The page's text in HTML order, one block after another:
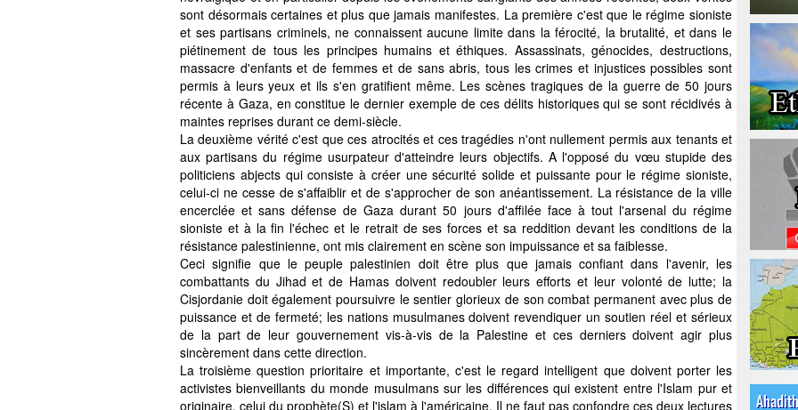
sont désormais certaines et plus que jamais manifestes. La première c'est que le régime sioniste
et ses partisans criminels, ne connaissent aucune limite dans la férocité, la brutalité, et dans le
piétinement de tous les principes humains et éthiques. Assassinats, génocides, destructions,
massacre d'enfants et de femmes et de sans abris, tous les crimes et injustices possibles sont
permis à leurs yeux et ils s'en gratifient même. Les scènes tragiques de la guerre de 50 jours
récente à Gaza, en constitue le dernier exemple de ces délits historiques qui se sont récidivés à
maintes reprises durant ce demi-siècle.
La deuxième vérité c'est que ces atrocités et ces tragédies n'ont nullement permis aux tenants et
aux partisans du régime usurpateur d'atteindre leurs objectifs. A l'opposé du vœu stupide des
politiciens abjects qui consiste à créer une sécurité solide et puissante pour le régime sioniste,
celui-ci ne cesse de s'affaiblir et de s'approcher de son anéantissement. La résistance de la ville
encerclée et sans défense de Gaza durant 50 jours d'affilée face à tout l'arsenal du régime
sioniste et à la fin l'échec et le retrait de ses forces et sa reddition devant les conditions de la
résistance palestinienne, ont mis clairement en scène son impuissance et sa faiblesse.
Ceci signifie que le peuple palestinien doit être plus que jamais confiant dans l'avenir, les
combattants du Jihad et de Hamas doivent redoubler leurs efforts et leur volonté de lutte; la
Cisjordanie doit également poursuivre le sentier glorieux de son combat permanent avec plus de
puissance et de fermeté; les nations musulmanes doivent revendiquer un soutien réel et sérieux
de la part de leur gouvernement vis-à-vis de la Palestine et ces derniers doivent agir plus
sincèrement dans cette direction.
La troisième question prioritaire et importante, c'est le regard intelligent que doivent porter les
activistes bienveillants du monde musulmans sur les différences qui existent entre l'Islam pur et
originaire, celui du prophète(S) et l'islam à l'américaine. Il ne faut pas confondre ces deux lectures
Ahadith